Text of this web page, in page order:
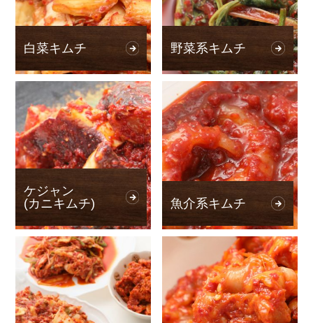
白菜キムチ 野菜系キムチ
ケジャン
(カニキムチ)
魚介系キムチ